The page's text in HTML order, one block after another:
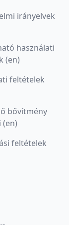
irányelvek
használati
(en)
feltételek
bővítmény
feltételek